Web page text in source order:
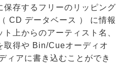
保存するフリーのリッピング
CD データベース ） に情報
上からのアーティスト名、
取得や Bin/Cueオーディオ
ィアに書き込むことができ